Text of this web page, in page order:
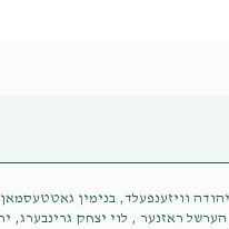
וויזענפעלד, בנימין
ראזנער , לוי יצחק גרינבערג,